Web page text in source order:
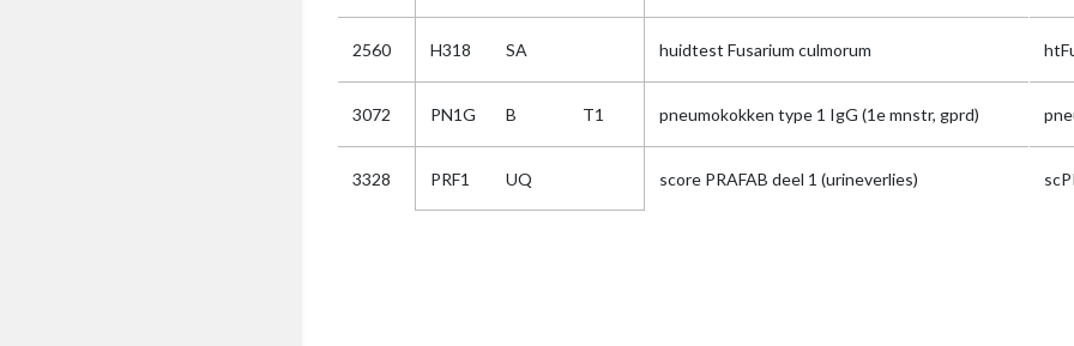
2560 H318 SA huidtest Fusarium culmorum
3072 PN1G B T1 pneumokokken type 1 IgG (1e mnstr, gprd)
3328 PRF1 UQ score PRAFAB deel 1 (urineverlies)